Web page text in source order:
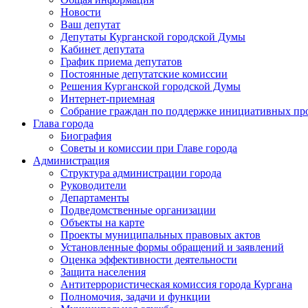
Новости
Ваш депутат
Депутаты Курганской городской Думы
Кабинет депутата
График приема депутатов
Постоянные депутатские комиссии
Решения Курганской городской Думы
Интернет-приемная
Собрание граждан по поддержке инициативных
Глава города
Биография
Советы и комиссии при Главе города
Администрация
Структура администрации города
Руководители
Департаменты
Подведомственные организации
Объекты на карте
Проекты муниципальных правовых актов
Установленные формы обращений и заявлений
Оценка эффективности деятельности
Защита населения
Антитеррористическая комиссия города Кургана
Полномочия, задачи и функции